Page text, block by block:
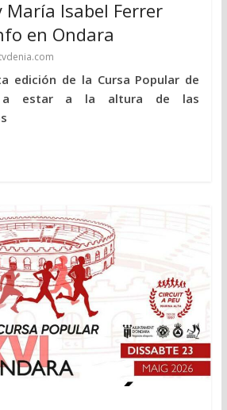
María Isabel Ferrer
en Ondara
edición de la Cursa Popular de
a estar a la altura de las